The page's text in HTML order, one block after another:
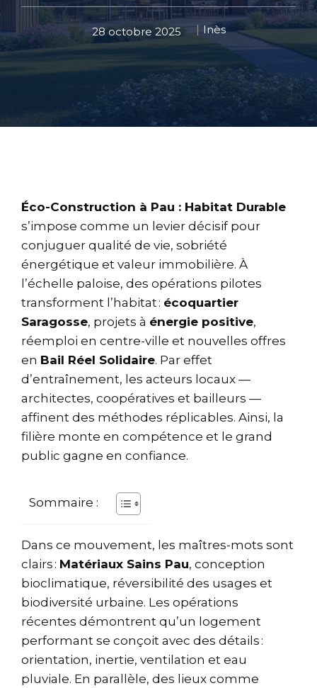
28 octobre 2025 Inès
Éco-Construction à Pau : Habitat Durable
s’impose comme un levier décisif pour
conjuguer qualité de vie, sobriété
énergétique et valeur immobilière. À
l’échelle paloise, des opérations pilotes
transforment l’habitat : écoquartier
Saragosse, projets à énergie positive,
réemploi en centre-ville et nouvelles offres
en Bail Réel Solidaire. Par effet
d’entraînement, les acteurs locaux —
architectes, coopératives et bailleurs —
affinent des méthodes réplicables. Ainsi, la
filière monte en compétence et le grand
public gagne en confiance.
Sommaire :
Dans ce mouvement, les maîtres-mots sont
clairs : Matériaux Sains Pau, conception
bioclimatique, réversibilité des usages et
biodiversité urbaine. Les opérations
récentes démontrent qu’un logement
performant se conçoit avec des détails :
orientation, inertie, ventilation et eau
pluviale. En parallèle, des lieux comme